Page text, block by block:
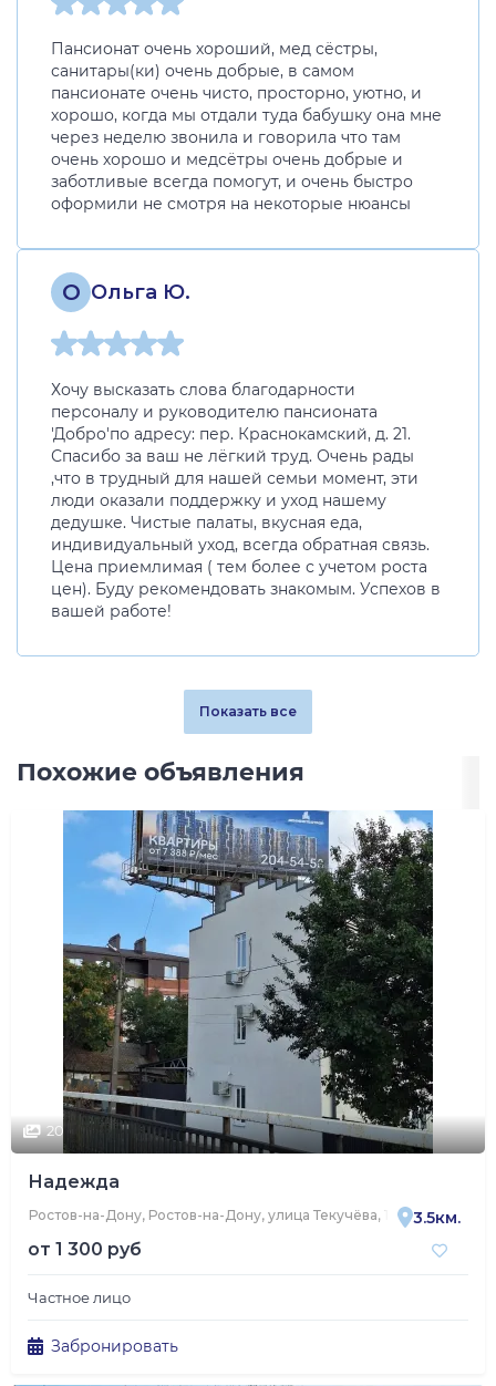
Пансионат очень хороший, мед сёстры,
санитары(ки) очень добрые, в самом
пансионате очень чисто, просторно, уютно, и
хорошо, когда мы отдали туда бабушку она мне
через неделю звонила и говорила что там
очень хорошо и медсётры очень добрые и
заботливые всегда помогут, и очень быстро
оформили не смотря на некоторые нюансы
О Ольга Ю.
Хочу высказать слова благодарности
персоналу и руководителю пансионата
'Добро'по адресу: пер. Краснокамский, д. 21.
Спасибо за ваш не лёгкий труд. Очень рады
,что в трудный для нашей семьи момент, эти
люди оказали поддержку и уход нашему
дедушке. Чистые палаты, вкусная еда,
индивидуальный уход, всегда обратная связь.
Цена приемлимая ( тем более с учетом роста
цен). Буду рекомендовать знакомым. Успехов в
вашей работе!
Показать все
Похожие объявления
20
Надежда
Ростов-на-Дону, Ростов-на-Дону, улица Текучёва, 14 3.5км.
от 1 300 руб
Частное лицо
Забронировать